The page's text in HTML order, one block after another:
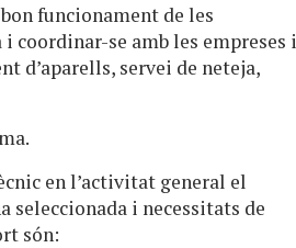
funcionament de les
coordinar-se amb les empreses i
d’aparells, servei de neteja,
en l’activitat general el
seleccionada i necessitats de
són: